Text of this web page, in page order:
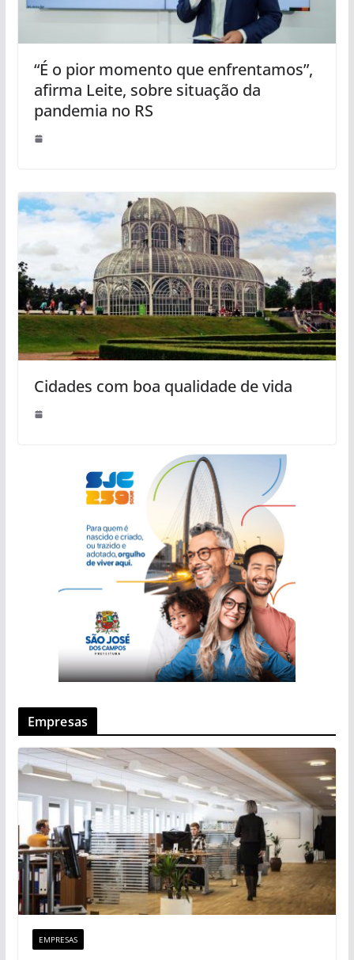
“É o pior momento que enfrentamos”,
afirma Leite, sobre situação da
pandemia no RS
Cidades com boa qualidade de vida
Empresas
EMPRESAS